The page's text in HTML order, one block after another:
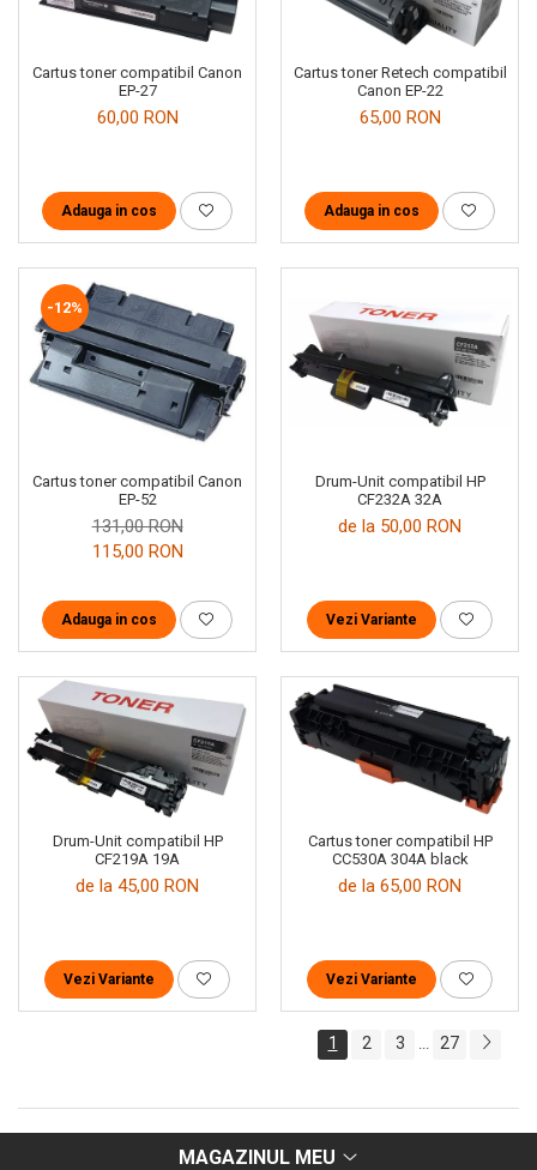
Cartus toner compatibil Canon
EP-27
60,00 RON
Adauga in cos
Cartus toner Retech compatibil
Canon EP-22
65,00 RON
Adauga in cos
-12%
Cartus toner compatibil Canon
EP-52
131,00 RON
115,00 RON
Adauga in cos
Drum-Unit compatibil HP
CF232A 32A
de la 50,00 RON
Vezi Variante
Drum-Unit compatibil HP
CF219A 19A
de la 45,00 RON
Vezi Variante
Cartus toner compatibil HP
CC530A 304A black
de la 65,00 RON
Vezi Variante
1 2 3 ... 27
MAGAZINUL MEU